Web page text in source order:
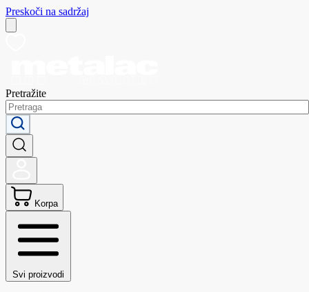
Preskoči na sadržaj
Pretražite
Korpa
Svi proizvodi